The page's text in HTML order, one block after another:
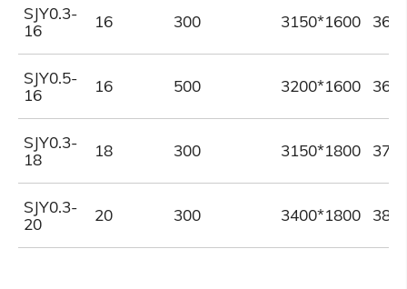
SJY0.3-
16
16 300 3150*1600
SJY0.5-
16
16 500 3200*1600
SJY0.3-
18
18 300 3150*1800
SJY0.3-
20
20 300 3400*1800